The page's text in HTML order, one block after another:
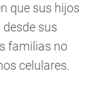
que sus hijos
sus
familias no
celulares.